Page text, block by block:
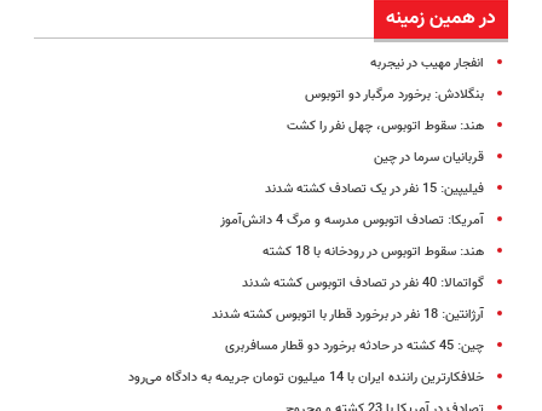
در همین زمینه
انفجار مهیب در نیجربه
بنگلادش: برخورد مرگبار دو اتوبوس
هند: سقوط اتوبوس، چهل نفر را کشت
قربانیان سرما در چین
فیلیپین: 15 نفر در یک تصادف کشته شدند
آمریکا: تصادف اتوبوس مدرسه و مرگ 4 دانش‌آموز
هند: سقوط اتوبوس در رودخانه با 18 کشته
گواتمالا: 40 نفر در تصادف اتوبوس کشته شدند
آرژانتین: 18 نفر در برخورد قطار با اتوبوس کشته شدند
چین: 45 کشته در حادثه برخورد دو قطار مسافربری
خلافکارترین راننده ایران با 14 میلیون تومان جریمه به دادگاه می‌رود